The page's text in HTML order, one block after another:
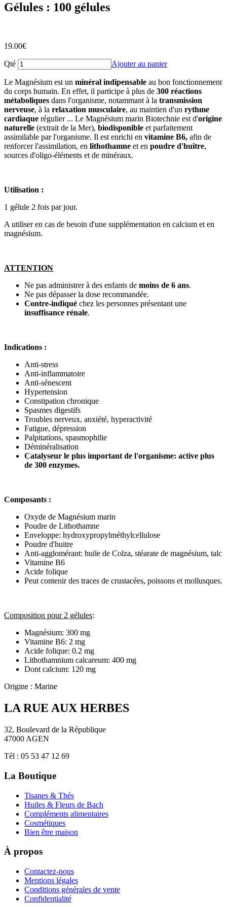
Gélules : 100 gélules
19.00€
Qté Ajouter au panier
Le Magnésium est un minéral indipensable au bon fonctionnement
du corps humain. En effet, il participe à plus de 300 réactions
métaboliques dans l'organisme, notammant à la transmission
nerveuse, à la relaxation musculaire, au maintien d'un rythme
cardiaque régulier ... Le Magnésium marin Biotechnie est d'origine
naturelle (extrait de la Mer), biodisponible et parfaitement
assimilable par l'organisme. Il est enrichi en vitamine B6, afin de
renforcer l'assimilation, en lithothamne et en poudre d'huitre,
sources d'oligo-éléments et de minéraux.
Utilisation :
1 gélule 2 fois par jour.
A utiliser en cas de besoin d'une supplémentation en calcium et en
magnésium.
ATTENTION
Ne pas administrer à des enfants de moins de 6 ans.
Ne pas dépasser la dose recommandée.
Contre-indiqué chez les personnes présentant une
insuffisance rénale.
Indications :
Anti-stress
Anti-inflammatoire
Anti-sénescent
Hypertension
Constipation chronique
Spasmes digestifs
Troubles nerveux, anxiété, hyperactivité
Fatigue, dépression
Palpitations, spasmophilie
Déminéralisation
Catalyseur le plus important de l'organisme: active plus
de 300 enzymes.
Composants :
Oxyde de Magnésium marin
Poudre de Lithothamne
Enveloppe: hydroxypropylméthylcellulose
Poudre d'huitre
Anti-agglomérant: huile de Colza, stéarate de magnésium, talc
Vitamine B6
Acide folique
Peut contenir des traces de crustacées, poissons et mollusques.
Composition pour 2 gélules:
Magnésium: 300 mg
Vitamine B6: 2 mg
Acide folique: 0.2 mg
Lithothamnium calcareum: 400 mg
Dont calcium: 120 mg
Origine : Marine
LA RUE AUX HERBES
32, Boulevard de la République
47000 AGEN
Tél : 05 53 47 12 69
La Boutique
Tisanes & Thés
Huiles & Fleurs de Bach
Compléments alimentaires
Cosmétiques
Bien être maison
À propos
Contactez-nous
Mentions légales
Conditions générales de vente
Confidentialité